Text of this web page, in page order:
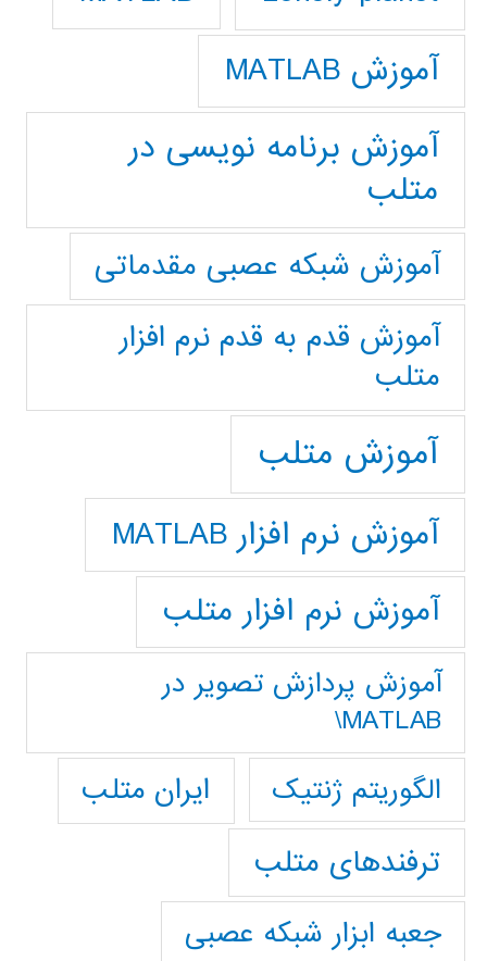
آموزش MATLAB
آموزش برنامه نویسی در
متلب
آموزش شبکه عصبی مقدماتی
آموزش قدم به قدم نرم افزار
متلب
آموزش متلب
آموزش نرم افزار MATLAB
آموزش نرم افزار متلب
آموزش پردازش تصوير در
MATLAB\
الگوریتم ژنتیک
ایران متلب
ترفندهای متلب
جعبه ابزار شبکه عصبی